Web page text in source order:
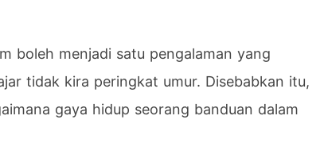
boleh menjadi satu pengalaman yang
tidak kira peringkat umur. Disebabkan itu,
gaya hidup seorang banduan dalam